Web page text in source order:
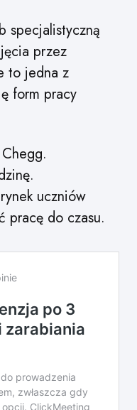
specjalistyczną
przez
to jedna z
form pracy
uczniów
pracę do czasu.